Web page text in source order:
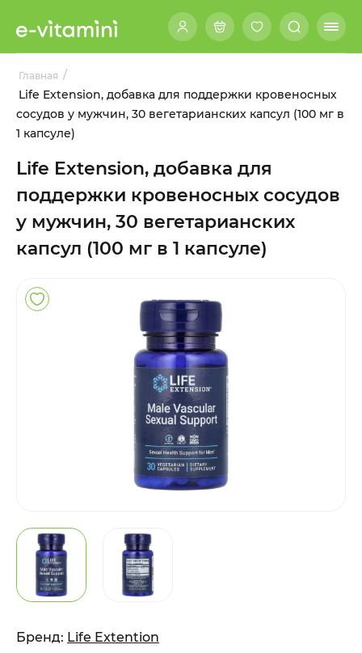
Главная /
Life Extension, добавка для поддержки кровеносных
сосудов у мужчин, 30 вегетарианских капсул (100 мг в
1 капсуле)
Life Extension, добавка для
поддержки кровеносных сосудов
у мужчин, 30 вегетарианских
капсул (100 мг в 1 капсуле)
Бренд: Life Extention